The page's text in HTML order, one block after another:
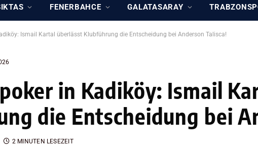
FENERBAHCE GALATASARAY
Ismail Kartal überlässt Klubführung die Entscheidung bei Anderson Talisca!
in Kadiköy: Ismail
die Entscheidung bei
2 MINUTEN LESEZEIT